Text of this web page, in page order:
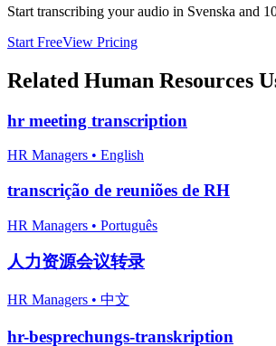
Start transcribing your audio in Svenska and
Start FreeView Pricing
Related Human Resources
hr meeting transcription
HR Managers • English
transcrição de reuniões de RH
HR Managers • Português
人力资源会议转录
HR Managers • 中文
hr-besprechungs-transkription